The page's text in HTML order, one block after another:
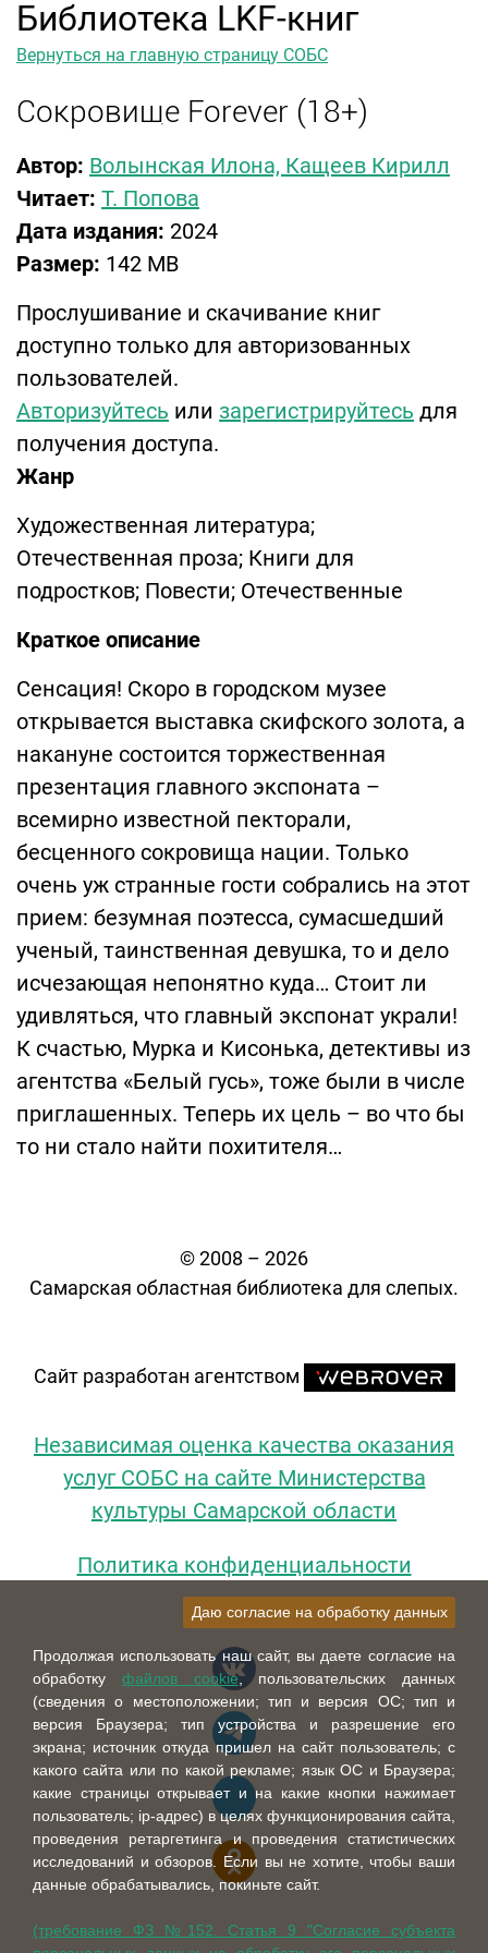
Библиотека LKF-книг
Вернуться на главную страницу СОБС
Сокровище Forever (18+)
Автор: Волынская Илона, Кащеев Кирилл
Читает: Т. Попова
Дата издания: 2024
Размер: 142 MB
Прослушивание и скачивание книг
доступно только для авторизованных
пользователей.
Авторизуйтесь или зарегистрируйтесь для
получения доступа.
Жанр
Художественная литература;
Отечественная проза; Книги для
подростков; Повести; Отечественные
Краткое описание
Сенсация! Скоро в городском музее
открывается выставка скифского золота, а
накануне состоится торжественная
презентация главного экспоната –
всемирно известной пекторали,
бесценного сокровища нации. Только
очень уж странные гости собрались на этот
прием: безумная поэтесса, сумасшедший
ученый, таинственная девушка, то и дело
исчезающая непонятно куда… Стоит ли
удивляться, что главный экспонат украли!
К счастью, Мурка и Кисонька, детективы из
агентства «Белый гусь», тоже были в числе
приглашенных. Теперь их цель – во что бы
то ни стало найти похитителя…
© 2008 – 2026
Самарская областная библиотека для слепых.
Сайт разработан агентством
Независимая оценка качества оказания
услуг СОБС на сайте Министерства
культуры Самарской области
Политика конфиденциальности
Даю согласие на обработку данных
Продолжая использовать наш сайт, вы даете согласие на
обработку файлов cookie, пользовательских данных
(сведения о местоположении; тип и версия ОС; тип и
версия Браузера; тип устройства и разрешение его
экрана; источник откуда пришел на сайт пользователь; с
какого сайта или по какой рекламе; язык ОС и Браузера;
какие страницы открывает и на какие кнопки нажимает
пользователь; ip-адрес) в целях функционирования сайта,
проведения ретаргетинга и проведения статистических
исследований и обзоров. Если вы не хотите, чтобы ваши
данные обрабатывались, покиньте сайт.
(требование ФЗ №152. Статья 9 "Согласие субъекта